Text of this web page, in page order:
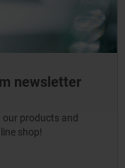
newsletter
our products and
shop!